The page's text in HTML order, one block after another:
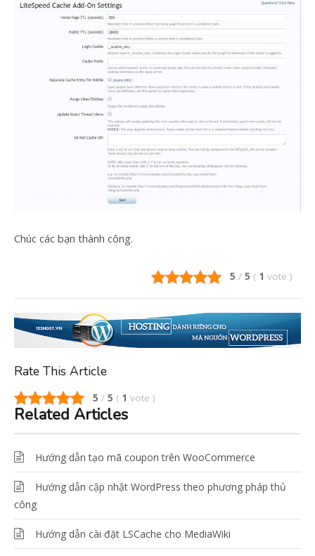
Chúc các bạn thành công.
5 / 5 ( 1 vote )
Rate This Article
5 / 5 ( 1 vote )
Related Articles
Hướng dẫn tạo mã coupon trên WooCommerce
Hướng dẫn cập nhật WordPress theo phương pháp thủ
công
Hướng dẫn cài đặt LSCache cho MediaWiki